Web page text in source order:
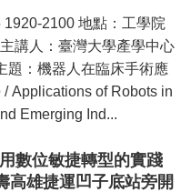
2100 地點：工學院
講人：臺灣大學產學中心
題：機器人在臨床手術應
/ Applications of Robots in
Emerging Ind...
數位敏捷轉型的實踐
高雄捷運凹子底站旁開